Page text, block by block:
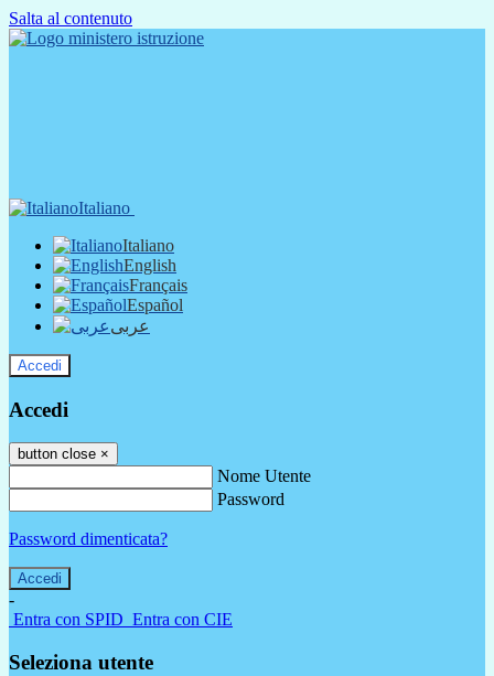
Salta al contenuto
Italiano
Italiano
English
Français
Español
عربى
Accedi
Accedi
button close ×
Nome Utente
Password
Password dimenticata?
-
Entra con SPID Entra con CIE
Seleziona utente